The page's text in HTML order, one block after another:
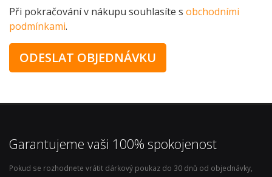
Při pokračování v nákupu souhlasíte s obchodními
podmínkami.
Garantujeme vaši 100% spokojenost
Pokud se rozhodnete vrátit dárkový poukaz do 30 dnů od objednávky,